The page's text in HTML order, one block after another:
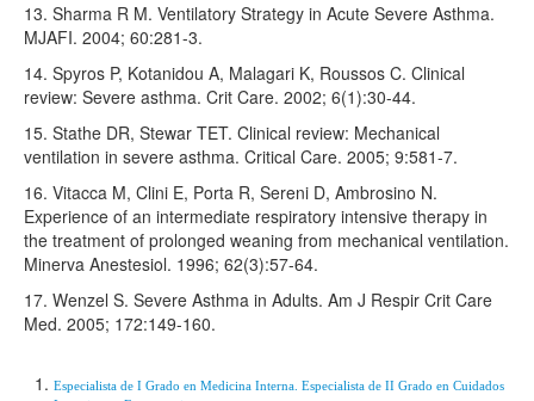
13. Sharma R M. Ventilatory Strategy in Acute Severe Asthma.
MJAFI. 2004; 60:281-3.
14. Spyros P, Kotanidou A, Malagari K, Roussos C. Clinical
review: Severe asthma. Crit Care. 2002; 6(1):30-44.
15. Stathe DR, Stewar TET. Clinical review: Mechanical
ventilation in severe asthma. Critical Care. 2005; 9:581-7.
16. Vitacca M, Clini E, Porta R, Sereni D, Ambrosino N.
Experience of an intermediate respiratory intensive therapy in
the treatment of prolonged weaning from mechanical ventilation.
Minerva Anestesiol. 1996; 62(3):57-64.
17. Wenzel S. Severe Asthma in Adults. Am J Respir Crit Care
Med. 2005; 172:149-160.
Especialista de I Grado en Medicina Interna. Especialista de II Grado en Cuidados